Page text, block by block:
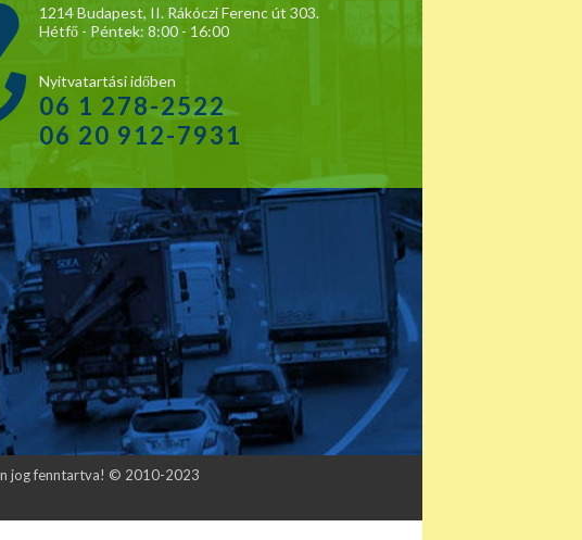
1214 Budapest, II. Rákóczi Ferenc út 303.
Hétfő - Péntek: 8:00 - 16:00
Nyitvatartási időben
06 1 278-2522
06 20 912-7931
jog fenntartva! © 2010-2023